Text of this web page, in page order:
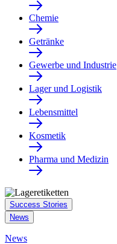
Chemie
Getränke
Gewerbe und Industrie
Lager und Logistik
Lebensmittel
Kosmetik
Pharma und Medizin
Success Stories
News
News